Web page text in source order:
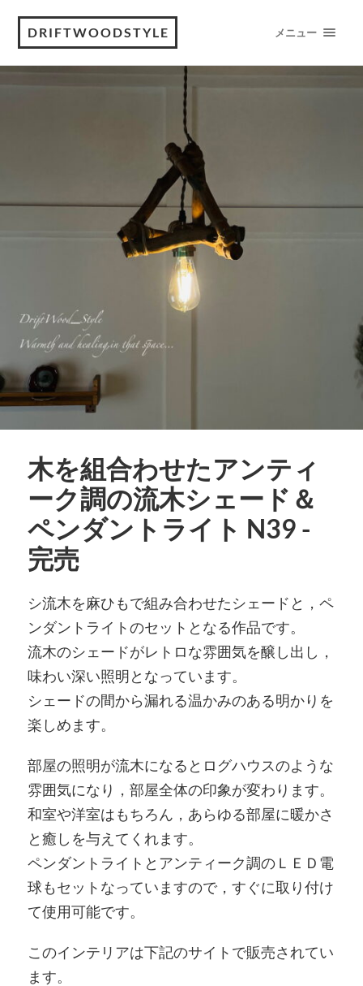
DRIFTWOODSTYLE メニュー
木を組合わせたアンティ
ーク調の流木シェード＆
ペンダントライト N39 -
完売
シ流木を麻ひもで組み合わせたシェードと，ペ
ンダントライトのセットとなる作品です。
流木のシェードがレトロな雰囲気を醸し出し，
味わい深い照明となっています。
シェードの間から漏れる温かみのある明かりを
楽しめます。
部屋の照明が流木になるとログハウスのような
雰囲気になり，部屋全体の印象が変わります。
和室や洋室はもちろん，あらゆる部屋に暖かさ
と癒しを与えてくれます。
ペンダントライトとアンティーク調のＬＥＤ電
球もセットなっていますので，すぐに取り付け
て使用可能です。
このインテリアは下記のサイトで販売されてい
ます。